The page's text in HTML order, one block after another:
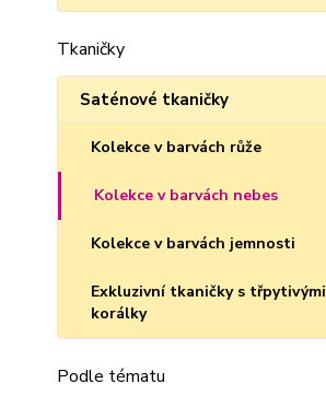
Tkaničky
Saténové tkaničky
Kolekce v barvách růže
Kolekce v barvách nebes
Kolekce v barvách jemnosti
Exkluzivní tkaničky s třpytivými
korálky
Podle tématu